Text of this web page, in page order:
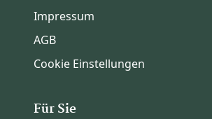
Impressum
AGB
Cookie Einstellungen
Für Sie